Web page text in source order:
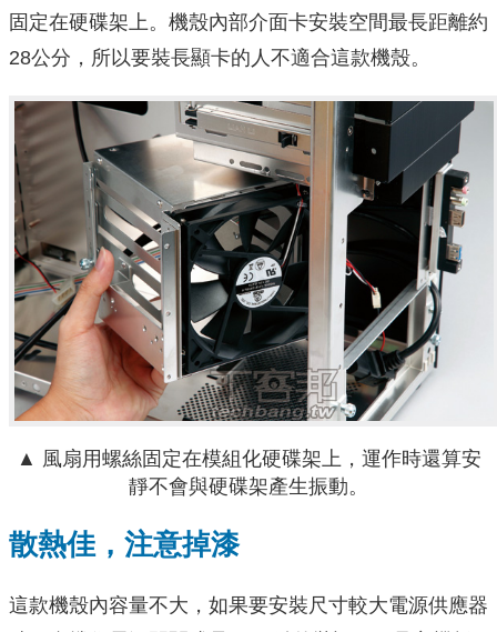
固定在硬碟架上。機殼內部介面卡安裝空間最長距離約
28公分，所以要裝長顯卡的人不適合這款機殼。
▲ 風扇用螺絲固定在模組化硬碟架上，運作時還算安
靜不會與硬碟架產生振動。
散熱佳，注意掉漆
這款機殼內容量不大，如果要安裝尺寸較大電源供應器